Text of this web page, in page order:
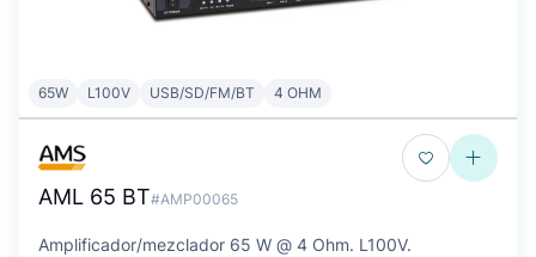
65W L100V USB/SD/FM/BT 4 OHM
AML 65 BT#AMP00065
Amplificador/mezclador 65 W @ 4 Ohm. L100V.